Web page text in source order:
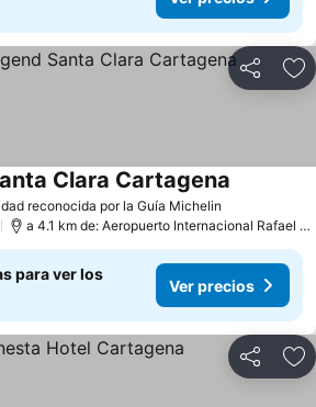
Compartir
reconocida por la Guía Michelin
Clara Cartagena
a 4.1 km de: Aeropuerto Internacional Rafael Núñez
para ver los
Ver precios
Compartir